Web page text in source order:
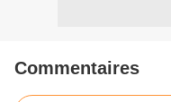
Commentaires